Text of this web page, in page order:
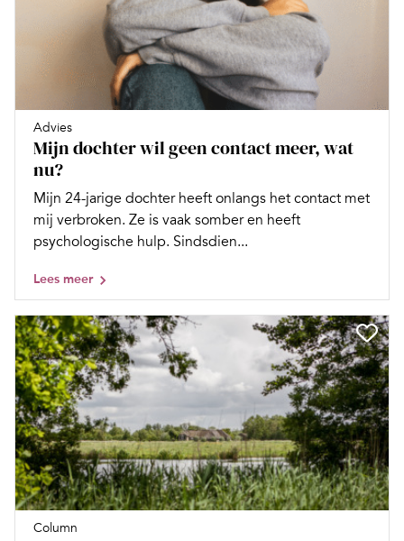
Advies
Mijn dochter wil geen contact meer, wat
nu?
Mijn 24-jarige dochter heeft onlangs het contact met
mij verbroken. Ze is vaak somber en heeft
psychologische hulp. Sindsdien...
Lees meer
Column